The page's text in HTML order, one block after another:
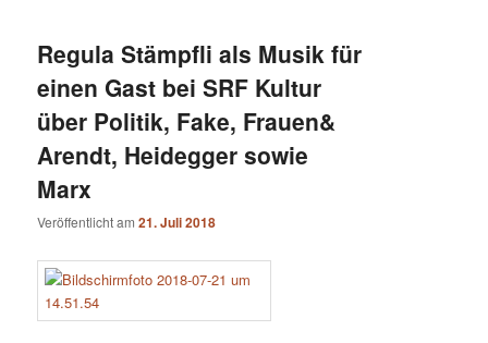
Regula Stämpfli als Musik für
einen Gast bei SRF Kultur
über Politik, Fake, Frauen&
Arendt, Heidegger sowie
Marx
Veröffentlicht am21. Juli 2018